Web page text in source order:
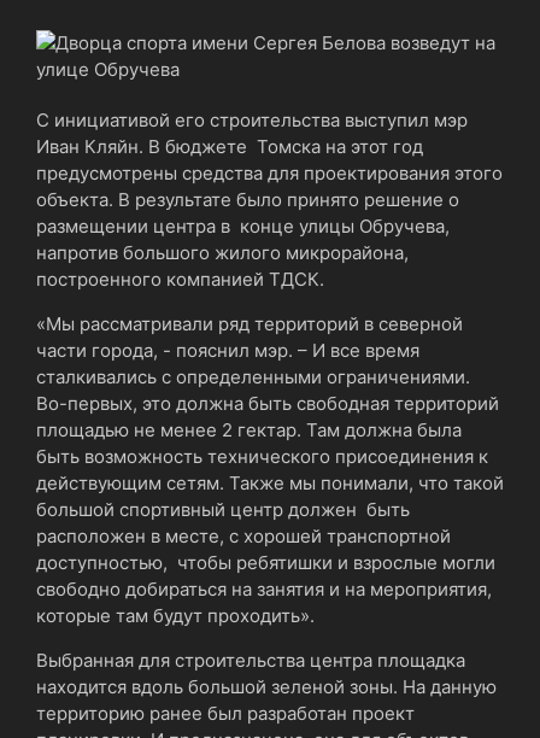
С инициативой его строительства выступил мэр
Иван Кляйн. В бюджете Томска на этот год
предусмотрены средства для проектирования этого
объекта. В результате было принято решение о
размещении центра в конце улицы Обручева,
напротив большого жилого микрорайона,
построенного компанией ТДСК.
«Мы рассматривали ряд территорий в северной
части города, - пояснил мэр. – И все время
сталкивались с определенными ограничениями.
Во-первых, это должна быть свободная территорий
площадью не менее 2 гектар. Там должна была
быть возможность технического присоединения к
действующим сетям. Также мы понимали, что такой
большой спортивный центр должен быть
расположен в месте, с хорошей транспортной
доступностью, чтобы ребятишки и взрослые могли
свободно добираться на занятия и на мероприятия,
которые там будут проходить».
Выбранная для строительства центра площадка
находится вдоль большой зеленой зоны. На данную
территорию ранее был разработан проект